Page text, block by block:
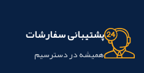
پشتیبانی سفارشات
همیشه در دسترسیم